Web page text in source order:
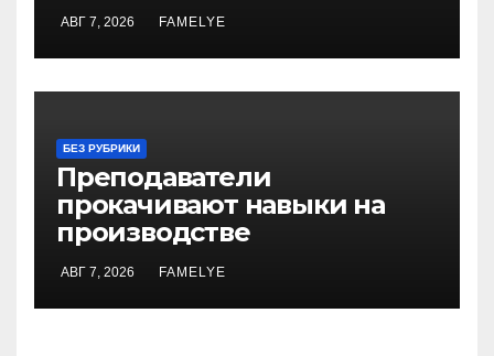
АВГ 7, 2026 FAMELYE
БЕЗ РУБРИКИ
Преподаватели
прокачивают навыки на
производстве
АВГ 7, 2026 FAMELYE